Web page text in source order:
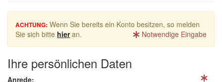
ACHTUNG: Wenn Sie bereits ein Konto besitzen, so melden
Sie sich bitte hieran. Notwendige Eingabe
Ihre persönlichen Daten
Anrede: